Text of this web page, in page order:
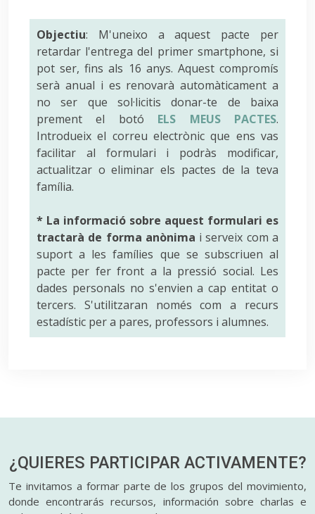
Objectiu: M'uneixo a aquest pacte per
retardar l'entrega del primer smartphone, si
pot ser, fins als 16 anys. Aquest compromís
serà anual i es renovarà automàticament a
no ser que sol·licitis donar-te de baixa
prement el botó ELS MEUS PACTES.
Introdueix el correu electrònic que ens vas
facilitar al formulari i podràs modificar,
actualitzar o eliminar els pactes de la teva
família.
* La informació sobre aquest formulari es
tractarà de forma anònima i serveix com a
suport a les famílies que se subscriuen al
pacte per fer front a la pressió social. Les
dades personals no s'envien a cap entitat o
tercers. S'utilitzaran només com a recurs
estadístic per a pares, professors i alumnes.
¿QUIERES PARTICIPAR ACTIVAMENTE?
Te invitamos a formar parte de los grupos del movimiento,
donde encontrarás recursos, información sobre charlas e